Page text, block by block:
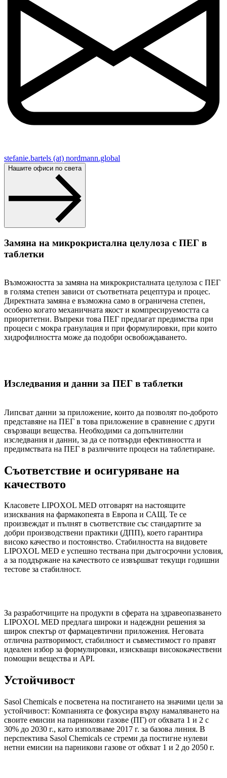
stefanie.bartels (at) nordmann.global
Нашите офиси по света
Замяна на микрокристална целулоза с ПЕГ в
таблетки
Възможността за замяна на микрокристалната целулоза с ПЕГ
в голяма степен зависи от съответната рецептура и процес.
Директната замяна е възможна само в ограничена степен,
особено когато механичната якост и компресируемостта са
приоритетни. Въпреки това ПЕГ предлагат предимства при
процеси с мокра гранулация и при формулировки, при които
хидрофилността може да подобри освобождаването.
Изследвания и данни за ПЕГ в таблетки
Липсват данни за приложение, които да позволят по-доброто
представяне на ПЕГ в това приложение в сравнение с други
свързващи вещества. Необходими са допълнителни
изследвания и данни, за да се потвърди ефективността и
предимствата на ПЕГ в различните процеси на таблетиране.
Съответствие и осигуряване на
качеството
Класовете LIPOXOL MED отговарят на настоящите
изисквания на фармакопеята в Европа и САЩ. Те се
произвеждат и пълнят в съответствие със стандартите за
добри производствени практики (ДПП), което гарантира
високо качество и постоянство. Стабилността на видовете
LIPOXOL MED е успешно тествана при дългосрочни условия,
а за поддържане на качеството се извършват текущи годишни
тестове за стабилност.
За разработчиците на продукти в сферата на здравеопазването
LIPOXOL MED предлага широки и надеждни решения за
широк спектър от фармацевтични приложения. Неговата
отлична разтворимост, стабилност и съвместимост го правят
идеален избор за формулировки, изискващи висококачествени
помощни вещества и API.
Устойчивост
Sasol Chemicals е посветена на постигането на значими цели за
устойчивост: Компанията се фокусира върху намаляването на
своите емисии на парникови газове (ПГ) от обхвата 1 и 2 с
30% до 2030 г., като използваме 2017 г. за базова линия. В
перспектива Sasol Chemicals се стреми да постигне нулеви
нетни емисии на парникови газове от обхват 1 и 2 до 2050 г.